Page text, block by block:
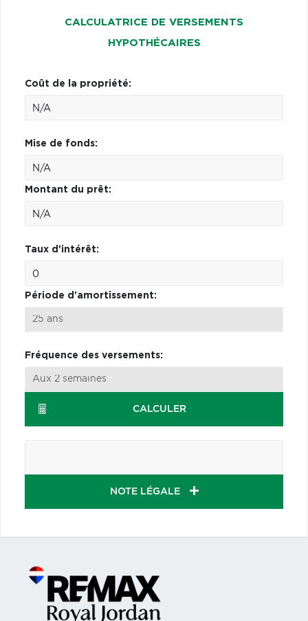
CALCULATRICE DE VERSEMENTS
HYPOTHÉCAIRES
Coût de la propriété:
Mise de fonds:
Montant du prêt:
Taux d'intérêt:
Période d'amortissement:
Fréquence des versements:
CALCULER
NOTE LÉGALE